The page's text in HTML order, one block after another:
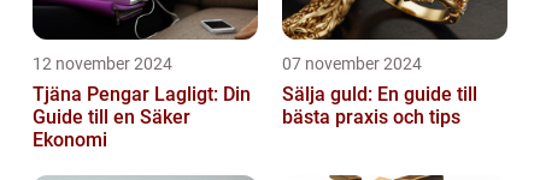
12 november 2024
Tjäna Pengar Lagligt: Din
Guide till en Säker
Ekonomi
07 november 2024
Sälja guld: En guide till
bästa praxis och tips